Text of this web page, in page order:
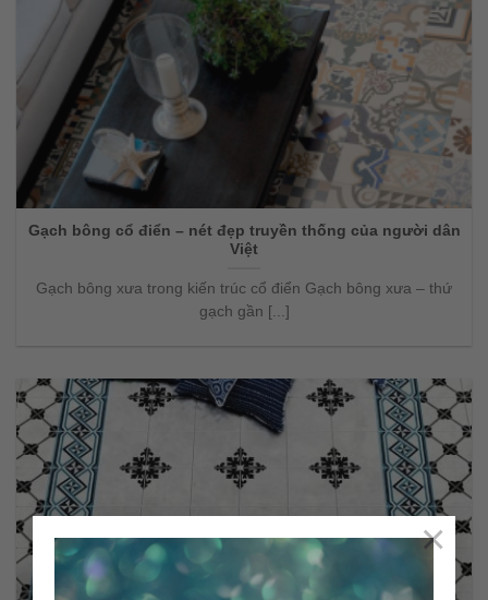
×
Gạch bông cổ điển – nét đẹp truyền thống của người dân
Việt
Gạch bông xưa trong kiến trúc cổ điển Gạch bông xưa – thứ
gạch gần [...]